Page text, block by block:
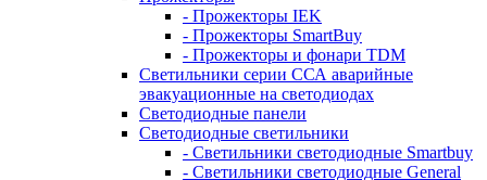
- Прожекторы IEK
- Прожекторы SmartBuy
- Прожекторы и фонари TDM
Светильники серии ССА аварийные
эвакуационные на светодиодах
Светодиодные панели
Светодиодные светильники
- Светильники светодиодные Smartbuy
- Светильники светодиодные General